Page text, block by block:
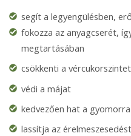
segít a legyengülésben,
fokozza az anyagcserét,
megtartásában
csökkenti a vércukorszintet
védi a májat
kedvezően hat a gyomorra
lassítja az érelmeszesedést